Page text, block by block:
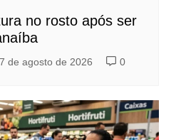
no rosto após ser
7 de agosto de 2026 0